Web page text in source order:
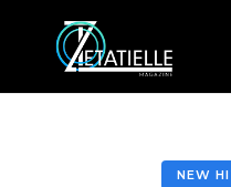
NEW